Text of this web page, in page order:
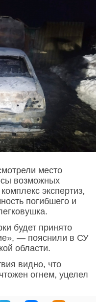
место
возможных
экспертиз,
погибшего и
будет принято
— пояснили в СУ
области.
видно, что
огнем, уцелел